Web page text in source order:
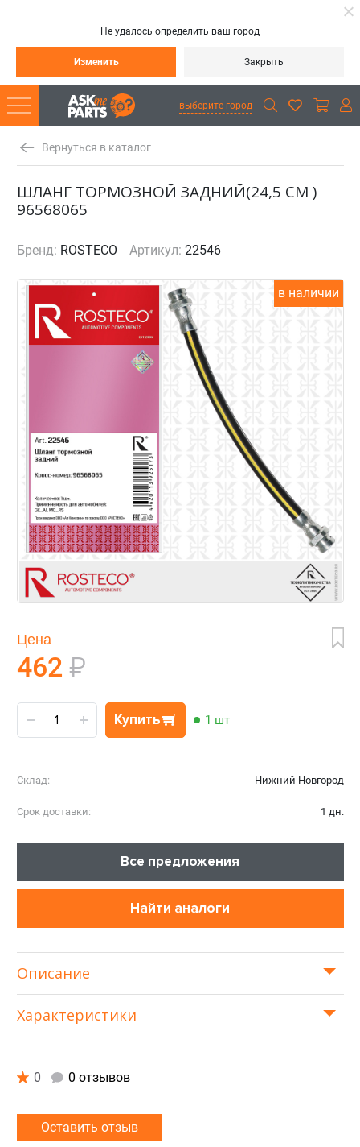
Не удалось определить ваш город
Изменить Закрыть
выберите город
Вернуться в каталог
ШЛАНГ ТОРМОЗНОЙ ЗАДНИЙ(24,5 СМ )
96568065
Бренд: ROSTECO Артикул: 22546
в наличии
Цена
462 ₽
Купить 1 шт
Склад: Нижний Новгород
Срок доставки: 1 дн.
Все предложения
Найти аналоги
Описание
Характеристики
0 0 отзывов
Оставить отзыв